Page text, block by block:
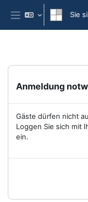
Zum Hauptinhalt
Website-Übersicht
Sie
Anmeldung
Gäste dürfen nicht
Loggen Sie sich mit
ein.